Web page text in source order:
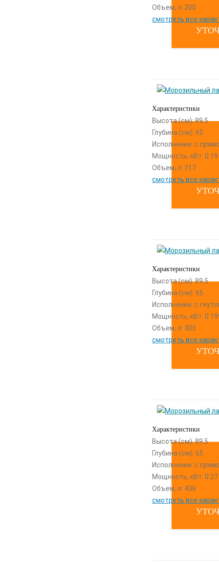
Объем, л: 200
смотреть все
Характеристики
Высота (см): 89.5
Глубина (см): 65
Исполнение: с
Мощность, кВт: 0.19
Объем, л: 317
смотреть все
Характеристики
Высота (см): 89.5
Глубина (см): 65
Исполнение: с
Мощность, кВт:
Объем, л: 305
смотреть все
Характеристики
Высота (см): 89.5
Глубина (см): 65
Исполнение: с
Мощность, кВт: 0.27
Объем, л: 436
смотреть все